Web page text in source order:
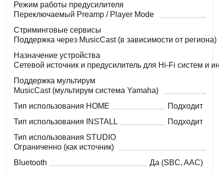
Режим работы предусилителя
Переключаемый Preamp / Player Mode
Стриминговые сервисы
Поддержка через MusicCast (в зависимости от региона)
Назначение устройства
Сетевой источник и предусилитель для Hi-Fi систем и
Поддержка мультирум
MusicCast (мультирум система Yamaha)
Тип использования HOME
Подходит
Тип использования INSTALL
Подходит
Тип использования STUDIO
Ограниченно (как источник)
Bluetooth
Да (SBC, AAC)